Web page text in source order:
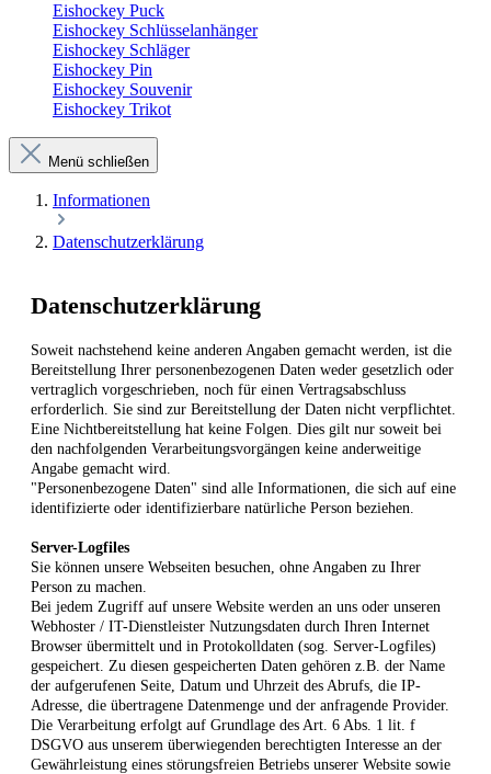
Eishockey Puck
Eishockey Schlüsselanhänger
Eishockey Schläger
Eishockey Pin
Eishockey Souvenir
Eishockey Trikot
Menü schließen
Informationen
Datenschutzerklärung
Datenschutzerklärung
Soweit nachstehend keine anderen Angaben gemacht werden, ist die
Bereitstellung Ihrer personenbezogenen Daten weder gesetzlich oder
vertraglich vorgeschrieben, noch für einen Vertragsabschluss
erforderlich. Sie sind zur Bereitstellung der Daten nicht verpflichtet.
Eine Nichtbereitstellung hat keine Folgen. Dies gilt nur soweit bei
den nachfolgenden Verarbeitungsvorgängen keine anderweitige
Angabe gemacht wird.
"Personenbezogene Daten" sind alle Informationen, die sich auf eine
identifizierte oder identifizierbare natürliche Person beziehen.
Server-Logfiles
Sie können unsere Webseiten besuchen, ohne Angaben zu Ihrer
Person zu machen.
Bei jedem Zugriff auf unsere Website werden an uns oder unseren
Webhoster / IT-Dienstleister Nutzungsdaten durch Ihren Internet
Browser übermittelt und in Protokolldaten (sog. Server-Logfiles)
gespeichert. Zu diesen gespeicherten Daten gehören z.B. der Name
der aufgerufenen Seite, Datum und Uhrzeit des Abrufs, die IP-
Adresse, die übertragene Datenmenge und der anfragende Provider.
Die Verarbeitung erfolgt auf Grundlage des Art. 6 Abs. 1 lit. f
DSGVO aus unserem überwiegenden berechtigten Interesse an der
Gewährleistung eines störungsfreien Betriebs unserer Website sowie